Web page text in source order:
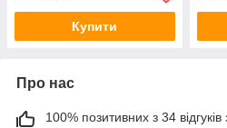
Купити
Про нас
100% позитивних з 34 відгуків